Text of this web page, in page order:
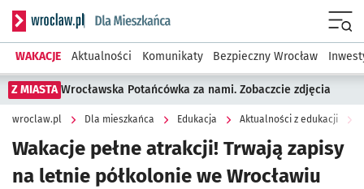
Serwis informacyjny wroclaw.pl podserwis: Dla mieszkańca
WAKACJE Aktualności Komunikaty Bezpieczny Wrocław
Z MIASTA Wrocławska Potańcówka za nami. Zobaczcie zdjęcia
wroclaw.pl Dla mieszkańca Edukacja Aktualności z edukacji
Wakacje pełne atrakcji! Trwają zapisy
na letnie półkolonie we Wrocławiu